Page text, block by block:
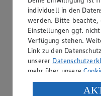
Bei Weinstein handelt
am Verschluss z.B. am
absetzen können. Er
natürlichen Ausfällung
auch bekannt als
weiterlesen
Was hat
individuell in den
werden. Bitte beachte,
Einstellungen ggf.
Verfügung stehen.
Link zu den
unserer
mehr über unsere
Verarbeitung deiner